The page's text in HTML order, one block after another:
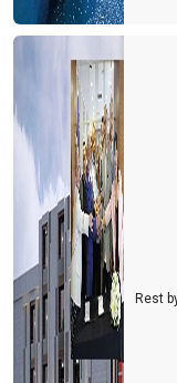
İTALYA İLE AŞK BİR
DIS TURiZM iHTiSAS
GALATAPORT OUT,
TÜRSAB Başkan
Türkiye Turizm
TÜRSAB'ın 15
TÜRSAB SEÇİMLERİ
Saklı Cennet Artvin
Seyahat Sigortası'nın
Rest